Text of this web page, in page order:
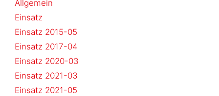
Allgemein
Einsatz
Einsatz 2015-05
Einsatz 2017-04
Einsatz 2020-03
Einsatz 2021-03
Einsatz 2021-05